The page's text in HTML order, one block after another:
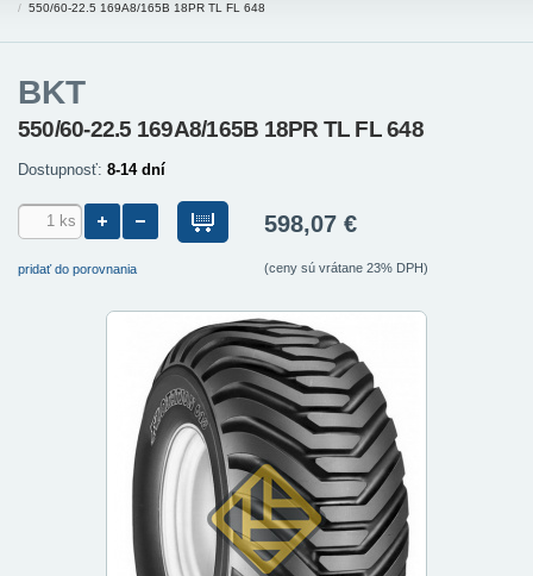
/ 550/60-22.5 169A8/165B 18PR TL FL 648
BKT
550/60-22.5 169A8/165B 18PR TL FL 648
Dostupnosť: 8-14 dní
pridať do porovnania
598,07 €
(ceny sú vrátane 23% DPH)